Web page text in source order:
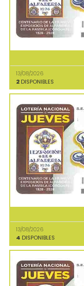
13/08/2026
2 DISPONIBLES
13/08/2026
4 DISPONIBLES